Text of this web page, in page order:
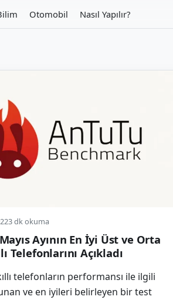
Otomobil Nasıl Yapılır?
3 dk okuma
Ayının En İyi Üst ve Orta
Telefonlarını Açıkladı
telefonların performansı ile ilgili
ve en iyileri belirleyen bir test